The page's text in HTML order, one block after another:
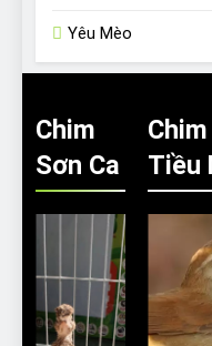
Yêu Mèo
Chim
Sơn Ca
Chim
Tiều